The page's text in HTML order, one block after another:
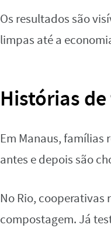
Os resultados são
limpas até a
Histórias
Em Manaus, famílias
antes e depois são
No Rio,
compostagem. Já